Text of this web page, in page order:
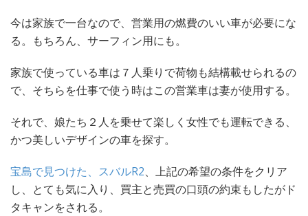
今は家族で一台なので、営業用の燃費のいい車が必要にな
る。もちろん、サーフィン用にも。
家族で使っている車は７人乗りで荷物も結構載せられるの
で、そちらを仕事で使う時はこの営業車は妻が使用する。
それで、娘たち２人を乗せて楽しく女性でも運転できる、
かつ美しいデザインの車を探す。
宝島で見つけた、スバルR2、上記の希望の条件をクリア
し、とても気に入り、買主と売買の口頭の約束もしたがド
タキャンをされる。